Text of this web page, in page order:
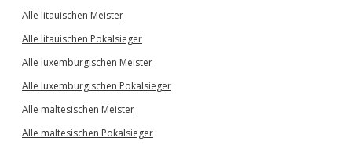
Alle litauischen Meister
Alle litauischen Pokalsieger
Alle luxemburgischen Meister
Alle luxemburgischen Pokalsieger
Alle maltesischen Meister
Alle maltesischen Pokalsieger